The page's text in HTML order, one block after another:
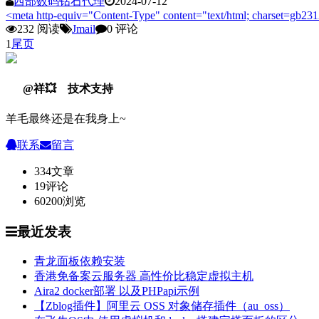
<meta http-equiv="Content-Type" content="text/html;
232 阅读
Jmail
0 评论
1尾页
@祥💥 技术支持
羊毛最终还是在我身上~
联系 留言
334文章
19评论
60200浏览
最近发表
青龙面板依赖安装
香港免备案云服务器 高性价比稳定虚拟主机
Aira2 docker部署 以及PHPapi示例
【Zblog插件】阿里云 OSS 对象储存插件（au_oss）